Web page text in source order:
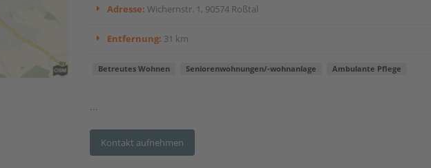
Adresse: Wichernstr. 1, 90574 Roßtal
Entfernung: 31 km
Betreutes Wohnen Seniorenwohnungen/-wohnanlage Ambulante Pflege
...
Kontakt aufnehmen